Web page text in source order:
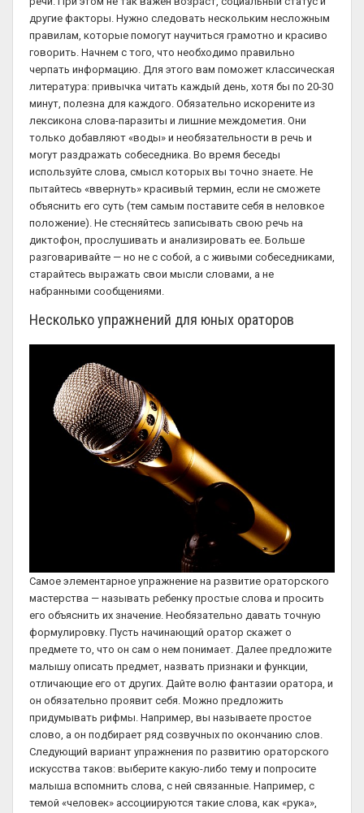
другие факторы. Нужно следовать нескольким несложным
правилам, которые помогут научиться грамотно и красиво
говорить. Начнем с того, что необходимо правильно
черпать информацию. Для этого вам поможет классическая
литература: привычка читать каждый день, хотя бы по 20-30
минут, полезна для каждого. Обязательно искорените из
лексикона слова-паразиты и лишние междометия. Они
только добавляют «воды» и необязательности в речь и
могут раздражать собеседника. Во время беседы
используйте слова, смысл которых вы точно знаете. Не
пытайтесь «ввернуть» красивый термин, если не сможете
объяснить его суть (тем самым поставите себя в неловкое
положение). Не стесняйтесь записывать свою речь на
диктофон, прослушивать и анализировать ее. Больше
разговаривайте — но не с собой, а с живыми собеседниками,
старайтесь выражать свои мысли словами, а не
набранными сообщениями.
Несколько упражнений для юных ораторов
Самое элементарное упражнение на развитие ораторского
мастерства — называть ребенку простые слова и просить
его объяснить их значение. Необязательно давать точную
формулировку. Пусть начинающий оратор скажет о
предмете то, что он сам о нем понимает. Далее предложите
малышу описать предмет, назвать признаки и функции,
отличающие его от других. Дайте волю фантазии оратора, и
он обязательно проявит себя. Можно предложить
придумывать рифмы. Например, вы называете простое
слово, а он подбирает ряд созвучных по окончанию слов.
Следующий вариант упражнения по развитию ораторского
искусства таков: выберите какую-либо тему и попросите
малыша вспомнить слова, с ней связанные. Например, с
темой «человек» ассоциируются такие слова, как «рука»,